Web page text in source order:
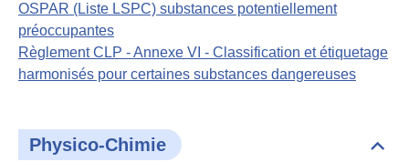
OSPAR (Liste LSPC) substances potentiellement
préoccupantes
Règlement CLP - Annexe VI - Classification et étiquetage
harmonisés pour certaines substances dangereuses
Physico-Chimie